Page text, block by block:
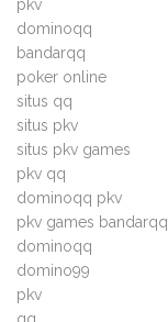
pkv
dominoqq
bandarqq
poker online
situs qq
situs pkv
situs pkv games
pkv qq
dominoqq pkv
pkv games bandarqq
dominoqq
domino99
pkv
qq